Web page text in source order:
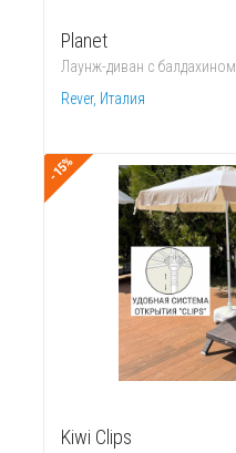
Planet
Лаунж-диван с балдахином
Rever, Италия
-15%
Kiwi Clips